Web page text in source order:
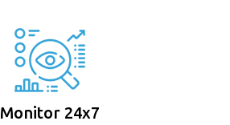
Monitor 24x7